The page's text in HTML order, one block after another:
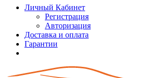
Личный Кабинет
Регистрация
Авторизация
Доставка и оплата
Гарантии